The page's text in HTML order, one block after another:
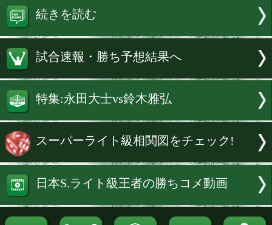
「ダイヤモンドグローブ」のメインイ
行われた。
自分のボクシングを確立したと語った
ベルトを守ったのか、それともタイト
の鈴木が戴冠したのか――。試合は、初
激しいパンチの交換を見せた。
続きを読む